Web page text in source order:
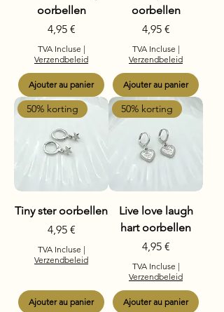
oorbellen
Prix
4,95 €
TVA Incluse |
Verzendbeleid
Ajouter au panier
oorbellen
Prix
4,95 €
TVA Incluse |
Verzendbeleid
Ajouter au panier
50% korting
Tiny ster oorbellen
Prix
4,95 €
TVA Incluse |
Verzendbeleid
Ajouter au panier
50% korting
Live love laugh
hart oorbellen
Prix
4,95 €
TVA Incluse |
Verzendbeleid
Ajouter au panier